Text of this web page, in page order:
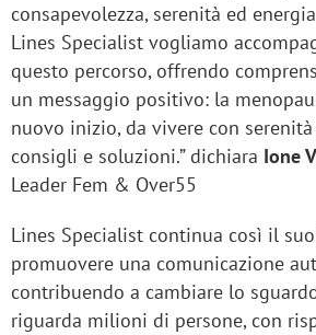
consapevolezza, serenità ed
Lines Specialist vogliamo
questo percorso, offrendo
un messaggio positivo: la
nuovo inizio, da vivere con
consigli e soluzioni.” dichiara Ione
Leader Fem & Over55
Lines Specialist continua così il
promuovere una comunicazione
contribuendo a cambiare lo
riguarda milioni di persone, con